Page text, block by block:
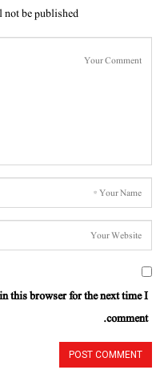
be published.
this browser for the next time I
comment.